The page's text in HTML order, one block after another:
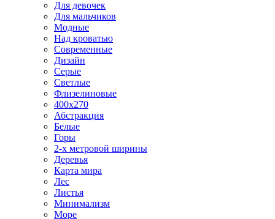
Для девочек
Для мальчиков
Модные
Над кроватью
Современные
Дизайн
Серые
Светлые
Флизелиновые
400х270
Абстракция
Белые
Горы
2-х метровой ширины
Деревья
Карта мира
Лес
Листья
Минимализм
Море